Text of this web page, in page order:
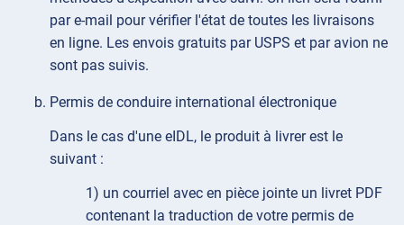
par e-mail pour vérifier l'état de toutes les livraisons
en ligne. Les envois gratuits par USPS et par avion ne
sont pas suivis.
Permis de conduire international électronique
Dans le cas d'une eIDL, le produit à livrer est le
suivant :
1) un courriel avec en pièce jointe un livret PDF
contenant la traduction de votre permis de